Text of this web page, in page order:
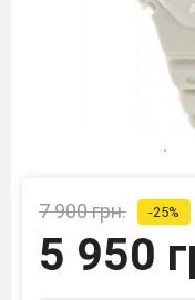
7 900 грн. -25%
5 950